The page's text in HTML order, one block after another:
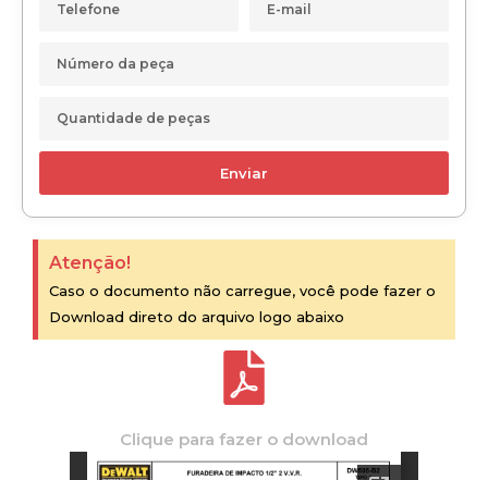
Enviar
Atenção!
Caso o documento não carregue, você pode fazer o
Download direto do arquivo logo abaixo
Clique para fazer o download